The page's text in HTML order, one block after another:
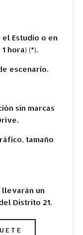
Estudio o en
hora) (*).
escenario.
sin marcas
tamaño
llevarán un
Distrito 21.